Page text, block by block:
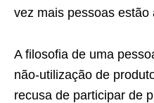
vez mais pessoas
A filosofia de uma
não-utilização de
recusa de participar de